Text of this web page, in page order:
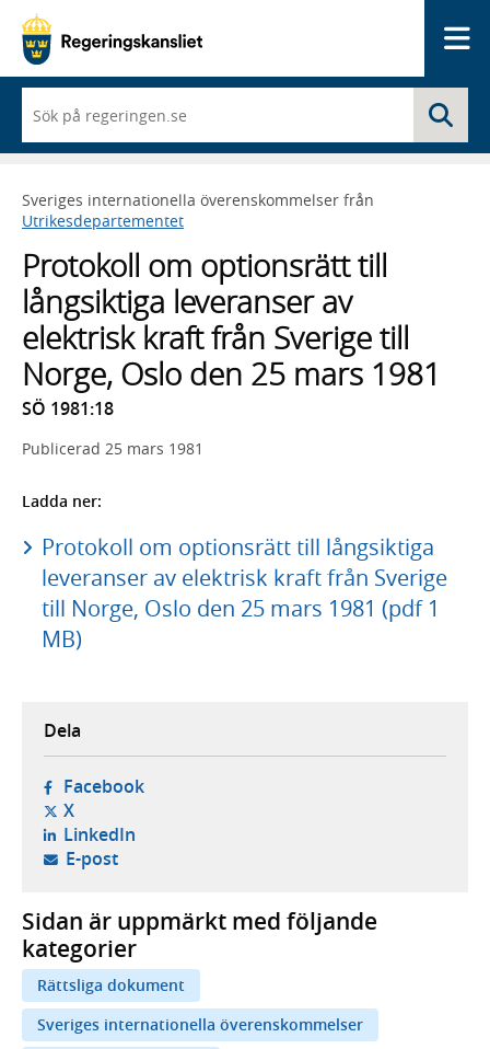
du
börjar
skriva
framträder
en
med
sökförslag
Sveriges internationella överenskommelser från
Utrikesdepartementet
Protokoll om optionsrätt till
långsiktiga leveranser av
elektrisk kraft från Sverige till
Norge, Oslo den 25 mars 1981
SÖ 1981:18
Publicerad 25 mars 1981
Ladda ner:
Protokoll om optionsrätt till långsiktiga
leveranser av elektrisk kraft från Sverige
till Norge, Oslo den 25 mars 1981 (pdf 1
MB)
Dela
Facebook- öppnas i ny flik, extern webbplats,
X- öppnas i ny flik, extern webbplats,
LinkedIn- öppnas i ny flik, extern webbplats,
E-post- öppnar din e-postklient,
Sidan är uppmärkt med följande
kategorier
Rättsliga dokument
Sveriges internationella överenskommelser